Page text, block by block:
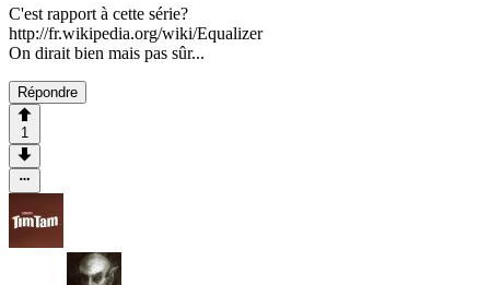
C'est rapport à cette série?
http://fr.wikipedia.org/wiki/Equalizer
On dirait bien mais pas sûr...
Répondre
1